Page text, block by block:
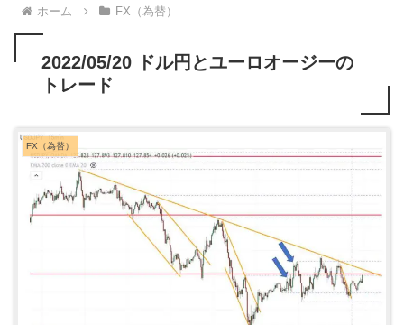
ホーム FX（為替）
2022/05/20 ドル円とユーロオージーの
トレード
FX（為替）